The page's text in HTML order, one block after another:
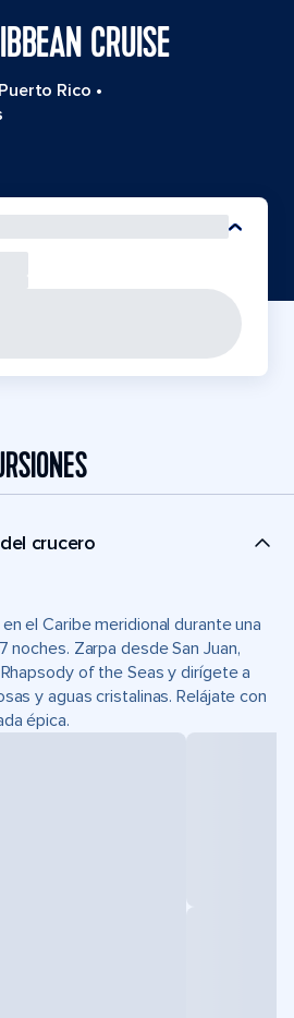
CRUISE
Rico •
crucero
el Caribe meridional durante una
noches. Zarpa desde San Juan,
of the Seas y dirígete a
y aguas cristalinas. Relájate con
épica.